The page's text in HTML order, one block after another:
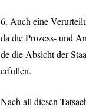
6. Auch eine
da die Prozess- und
de die Absicht der
erfüllen.
Nach all diesen